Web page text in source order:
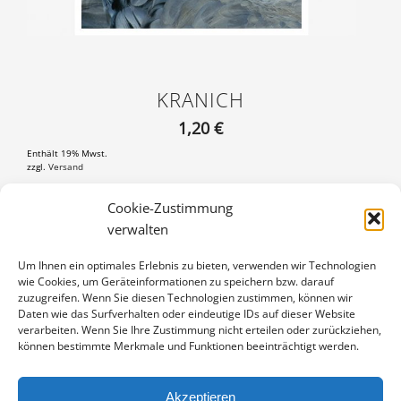
Cookie-Zustimmung
verwalten
Um Ihnen ein optimales Erlebnis zu bieten, verwenden wir Technologien
wie Cookies, um Geräteinformationen zu speichern bzw. darauf
zuzugreifen. Wenn Sie diesen Technologien zustimmen, können wir
Daten wie das Surfverhalten oder eindeutige IDs auf dieser Website
verarbeiten. Wenn Sie Ihre Zustimmung nicht erteilen oder zurückziehen,
können bestimmte Merkmale und Funktionen beeinträchtigt werden.
Akzeptieren
KRANICH
1,20 €
Enthält 19% Mwst.
zzgl. Versand
IN DEN WARENKORB
Artikelnummer:PK-01-051-12
Kategorie: Kraniche